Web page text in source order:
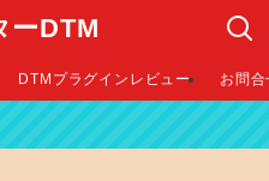
ーDTM
DTMプラグインレビュー お問